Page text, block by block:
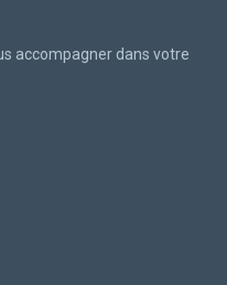
accompagner dans votre